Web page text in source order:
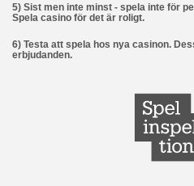
5) Sist men inte minst - spela inte för
Spela casino för det är roligt.
6) Testa att spela hos nya casinon.
erbjudanden.